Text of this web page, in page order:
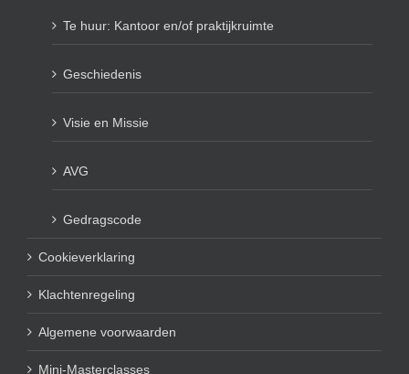
Te huur: Kantoor en/of praktijkruimte
Geschiedenis
Visie en Missie
AVG
Gedragscode
Cookieverklaring
Klachtenregeling
Algemene voorwaarden
Mini-Masterclasses